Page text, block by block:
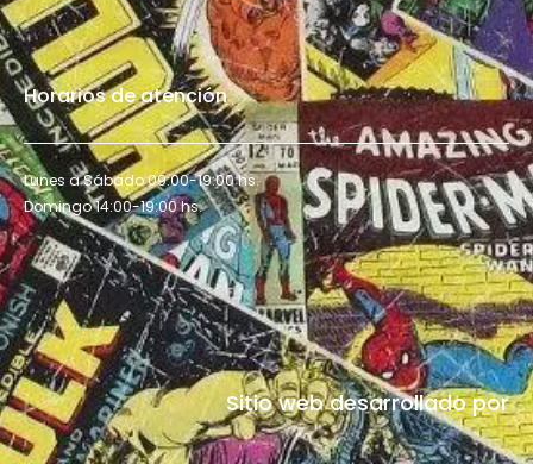
Horarios de atención
Lunes a Sábado 09:00-19:00 hs.
Domingo 14:00-19:00 hs.
Sitio web desarrollado por